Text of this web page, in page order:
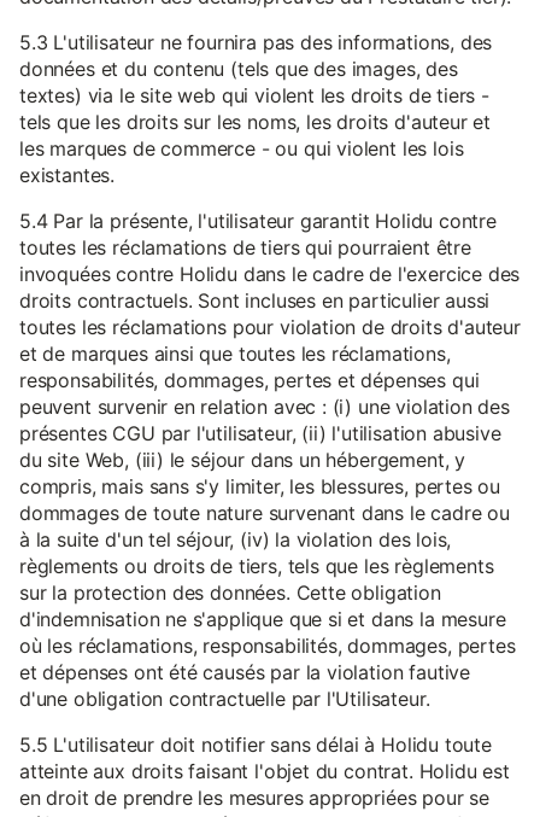
5.3 L'utilisateur ne fournira pas des informations, des
données et du contenu (tels que des images, des
textes) via le site web qui violent les droits de tiers -
tels que les droits sur les noms, les droits d'auteur et
les marques de commerce - ou qui violent les lois
existantes.
5.4 Par la présente, l'utilisateur garantit Holidu contre
toutes les réclamations de tiers qui pourraient être
invoquées contre Holidu dans le cadre de l'exercice des
droits contractuels. Sont incluses en particulier aussi
toutes les réclamations pour violation de droits d'auteur
et de marques ainsi que toutes les réclamations,
responsabilités, dommages, pertes et dépenses qui
peuvent survenir en relation avec : (i) une violation des
présentes CGU par l'utilisateur, (ii) l'utilisation abusive
du site Web, (iii) le séjour dans un hébergement, y
compris, mais sans s'y limiter, les blessures, pertes ou
dommages de toute nature survenant dans le cadre ou
à la suite d'un tel séjour, (iv) la violation des lois,
règlements ou droits de tiers, tels que les règlements
sur la protection des données. Cette obligation
d'indemnisation ne s'applique que si et dans la mesure
où les réclamations, responsabilités, dommages, pertes
et dépenses ont été causés par la violation fautive
d'une obligation contractuelle par l'Utilisateur.
5.5 L'utilisateur doit notifier sans délai à Holidu toute
atteinte aux droits faisant l'objet du contrat. Holidu est
en droit de prendre les mesures appropriées pour se